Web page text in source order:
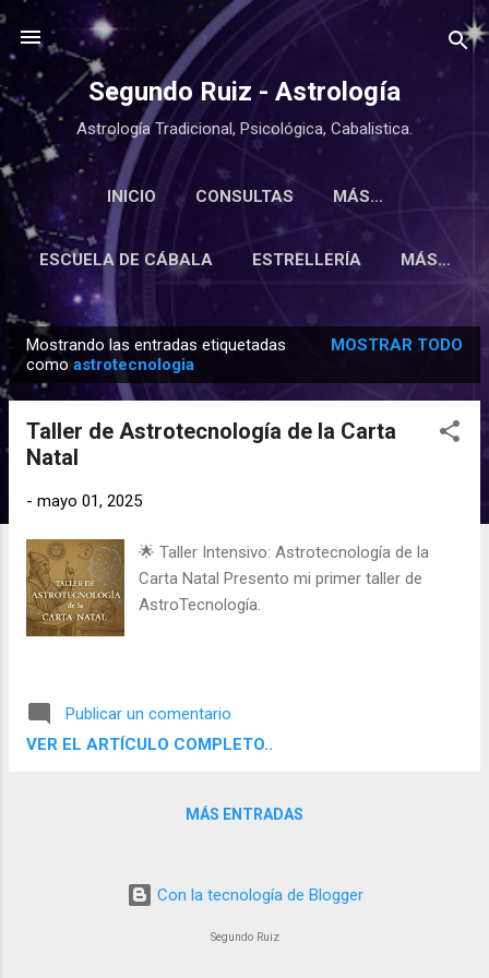
Ir al contenido principal
Segundo Ruiz - Astrología
Astrología Tradicional, Psicológica, Cabalistica.
INICIO CONSULTAS MÁS…
ESCUELA DE CÁBALA ESTRELLERÍA MÁS…
n
Mostrando las entradas etiquetadas
comoastrotecnologia
MOSTRAR TODO
Taller de Astrotecnología de la Carta
Natal
- mayo 01, 2025
🌟 Taller Intensivo: Astrotecnología de la
Carta Natal Presento mi primer taller de
AstroTecnología.
Publicar un comentario
VER EL ARTÍCULO COMPLETO..
MÁS ENTRADAS
Con la tecnología de Blogger
Segundo Ruiz